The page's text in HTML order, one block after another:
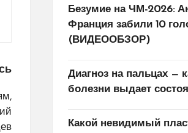
Безумие на ЧМ-2026:
Франция забили 10
(ВИДЕООБЗОР)
Диагноз на пальцах —
болезни выдает
Какой невидимый